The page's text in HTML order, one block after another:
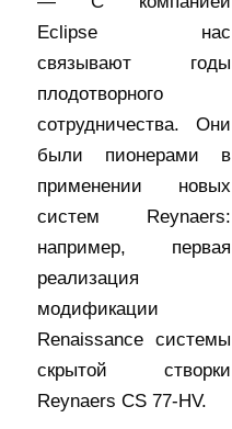
Eclipse нас
связывают годы
плодотворного
сотрудничества. Они
были пионерами в
применении новых
систем Reynaers:
например, первая
реализация
модификации
Renaissance системы
скрытой створки
Reynaers CS 77-HV.